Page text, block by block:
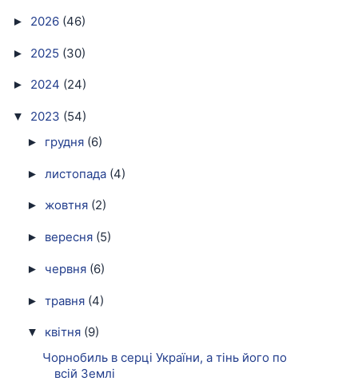
► 2026 (46)
► 2025 (30)
► 2024 (24)
▼ 2023 (54)
► грудня (6)
► листопада (4)
► жовтня (2)
► вересня (5)
► червня (6)
► травня (4)
▼ квітня (9)
Чорнобиль в серці України, а тінь його по
всій Землі